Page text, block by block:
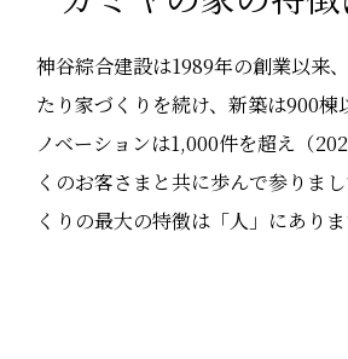
神谷綜合建設は1989年の創業以来
たり家づくりを続け、新築は900棟
ノベーションは1,000件を超え（
くのお客さまと共に歩んで参りま
くりの最大の特徴は「人」にありま